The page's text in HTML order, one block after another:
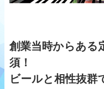
創業当時からある
須！
ビールと相性抜